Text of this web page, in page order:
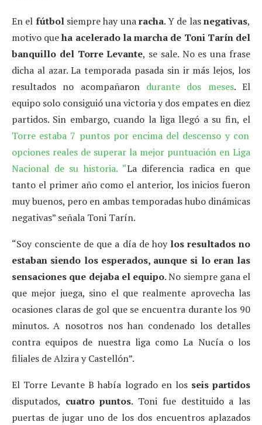
En el fútbolsiempre hay unaracha. Y de lasnegativas,
motivo queha acelerado la marcha de Toni Tarín del
banquillo del Torre Levante, se sale. No es una frase
dicha al azar. La temporada pasada sin ir más lejos, los
resultados no acompañaron durante dos meses. El
equipo solo consiguió una victoria y dos empates en diez
partidos. Sin embargo, cuando la liga llegó a su fin, el
Torre estaba 7 puntos por encima del descenso y con
opciones reales de superar la mejor puntuación en Liga
Nacional de su historia. “La diferencia radica en que
tanto el primer año como el anterior, los inicios fueron
muy buenos, pero en ambas temporadas hubo dinámicas
negativas” señala Toni Tarín.
“Soy consciente de que a día de hoy los resultados no
estaban siendo los esperados, aunque si lo eran las
sensaciones que dejaba el equipo. No siempre gana el
que mejor juega, sino el que realmente aprovecha las
ocasiones claras de gol que se encuentra durante los 90
minutos. A nosotros nos han condenado los detalles
contra equipos de nuestra liga como La Nucía o los
filiales de Alzira y Castellón”.
El Torre Levante B había logrado en los seis partidos
disputados, cuatro puntos. Toni fue destituido a las
puertas de jugar uno de los dos encuentros aplazados